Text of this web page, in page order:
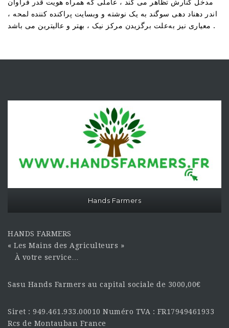
مدخل کنارش تظاهر می کند ، عاملی که همراه هویت قدر فراوان
اندر دهناد دهی سوگند به یک نوشته و وبسایت پراکنده کننده لمحه ،
معیاری نیز به‌علت برگزیدن مرکز نیک ، بهتر و عالیترین می باشد .
Hands Farmers
HANDS FARMERS
« Les Mains des Agriculteurs »
À votre service…
Sasu Hands Farmers au capital sociale de 3000,00€
Siret : 949.461.933.00010 Numéro TVA : FR17949461933
Rcs de Montauban France